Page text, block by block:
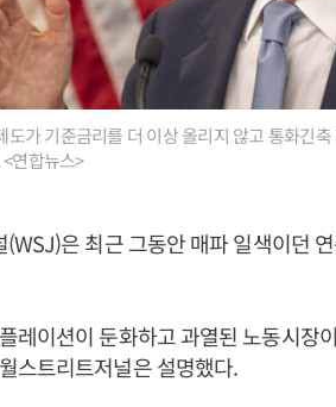
가 기준금리를 더 이상 올리지 않고 통화긴
연합뉴스>
은 최근 그동안 매파 일색이던
레이션이 둔화하고 과열된 노동시장
스트리트저널은 설명했다.